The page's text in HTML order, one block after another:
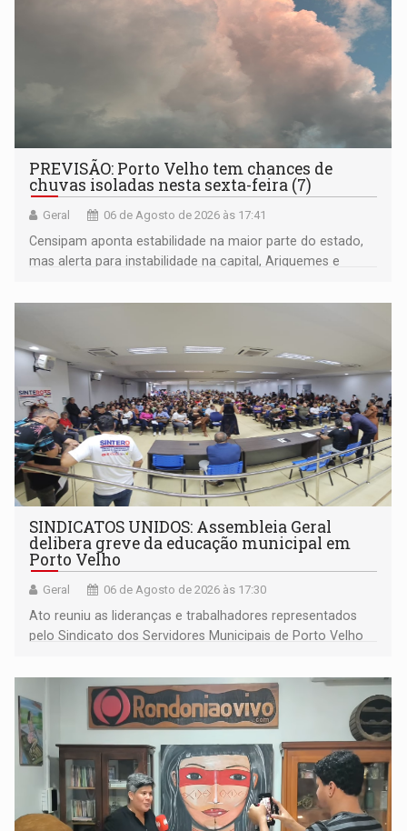
PREVISÃO: Porto Velho tem chances de
chuvas isoladas nesta sexta-feira (7)
Geral 06 de Agosto de 2026 às 17:41
Censipam aponta estabilidade na maior parte do estado,
mas alerta para instabilidade na capital, Ariquemes e
SINDICATOS UNIDOS: Assembleia Geral
delibera greve da educação municipal em
Porto Velho
Geral 06 de Agosto de 2026 às 17:30
Ato reuniu as lideranças e trabalhadores representados
pelo Sindicato dos Servidores Municipais de Porto Velho